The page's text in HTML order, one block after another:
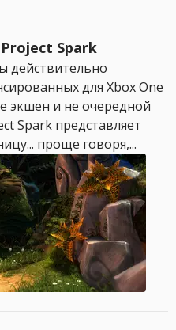
Spark
действительно
для Xbox One
экшен и не очередной
Spark представляет
проще говоря,...